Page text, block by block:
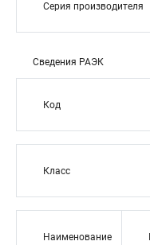
Серия производителя
Сведения РАЭК
Код
Класс
Наименование